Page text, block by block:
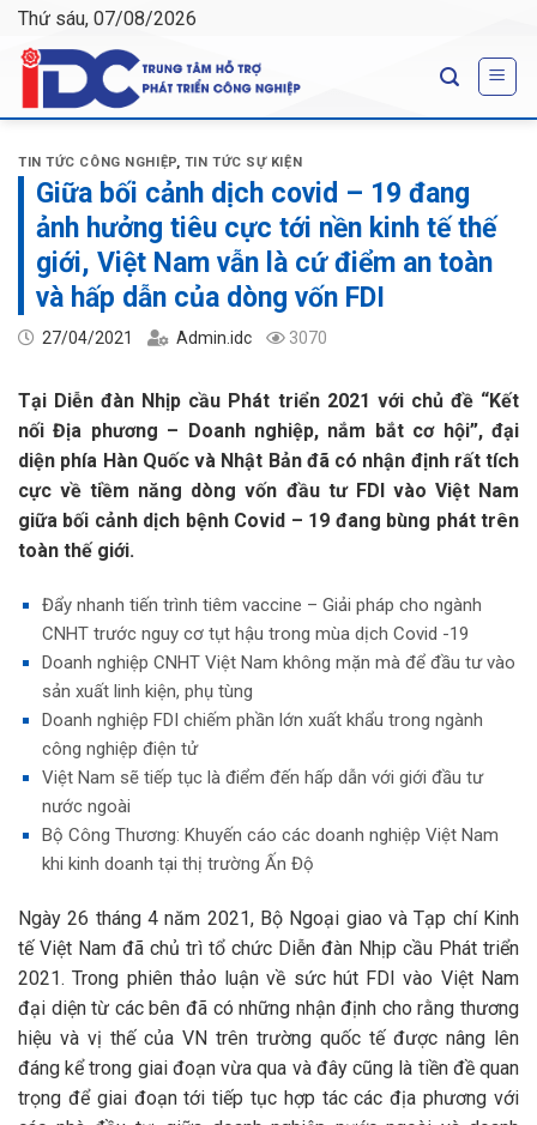
Skip
content
Thứ sáu, 07/08/2026
TIN TỨC CÔNG NGHIỆP, TIN TỨC SỰ KIỆN
Giữa bối cảnh dịch covid – 19 đang
ảnh hưởng tiêu cực tới nền kinh tế thế
giới, Việt Nam vẫn là cứ điểm an toàn
và hấp dẫn của dòng vốn FDI
27/04/2021 Admin.idc 3070
Tại Diễn đàn Nhịp cầu Phát triển 2021 với chủ đề “Kết
nối Địa phương – Doanh nghiệp, nắm bắt cơ hội”, đại
diện phía Hàn Quốc và Nhật Bản đã có nhận định rất tích
cực về tiềm năng dòng vốn đầu tư FDI vào Việt Nam
giữa bối cảnh dịch bệnh Covid – 19 đang bùng phát trên
toàn thế giới.
Đẩy nhanh tiến trình tiêm vaccine – Giải pháp cho ngành
CNHT trước nguy cơ tụt hậu trong mùa dịch Covid -19
Doanh nghiệp CNHT Việt Nam không mặn mà để đầu tư vào
sản xuất linh kiện, phụ tùng
Doanh nghiệp FDI chiếm phần lớn xuất khẩu trong ngành
công nghiệp điện tử
Việt Nam sẽ tiếp tục là điểm đến hấp dẫn với giới đầu tư
nước ngoài
Bộ Công Thương: Khuyến cáo các doanh nghiệp Việt Nam
khi kinh doanh tại thị trường Ấn Độ
Ngày 26 tháng 4 năm 2021, Bộ Ngoại giao và Tạp chí Kinh
tế Việt Nam đã chủ trì tổ chức Diễn đàn Nhịp cầu Phát triển
2021. Trong phiên thảo luận về sức hút FDI vào Việt Nam
đại diện từ các bên đã có những nhận định cho rằng thương
hiệu và vị thế của VN trên trường quốc tế được nâng lên
đáng kể trong giai đoạn vừa qua và đây cũng là tiền đề quan
trọng để giai đoạn tới tiếp tục hợp tác các địa phương với